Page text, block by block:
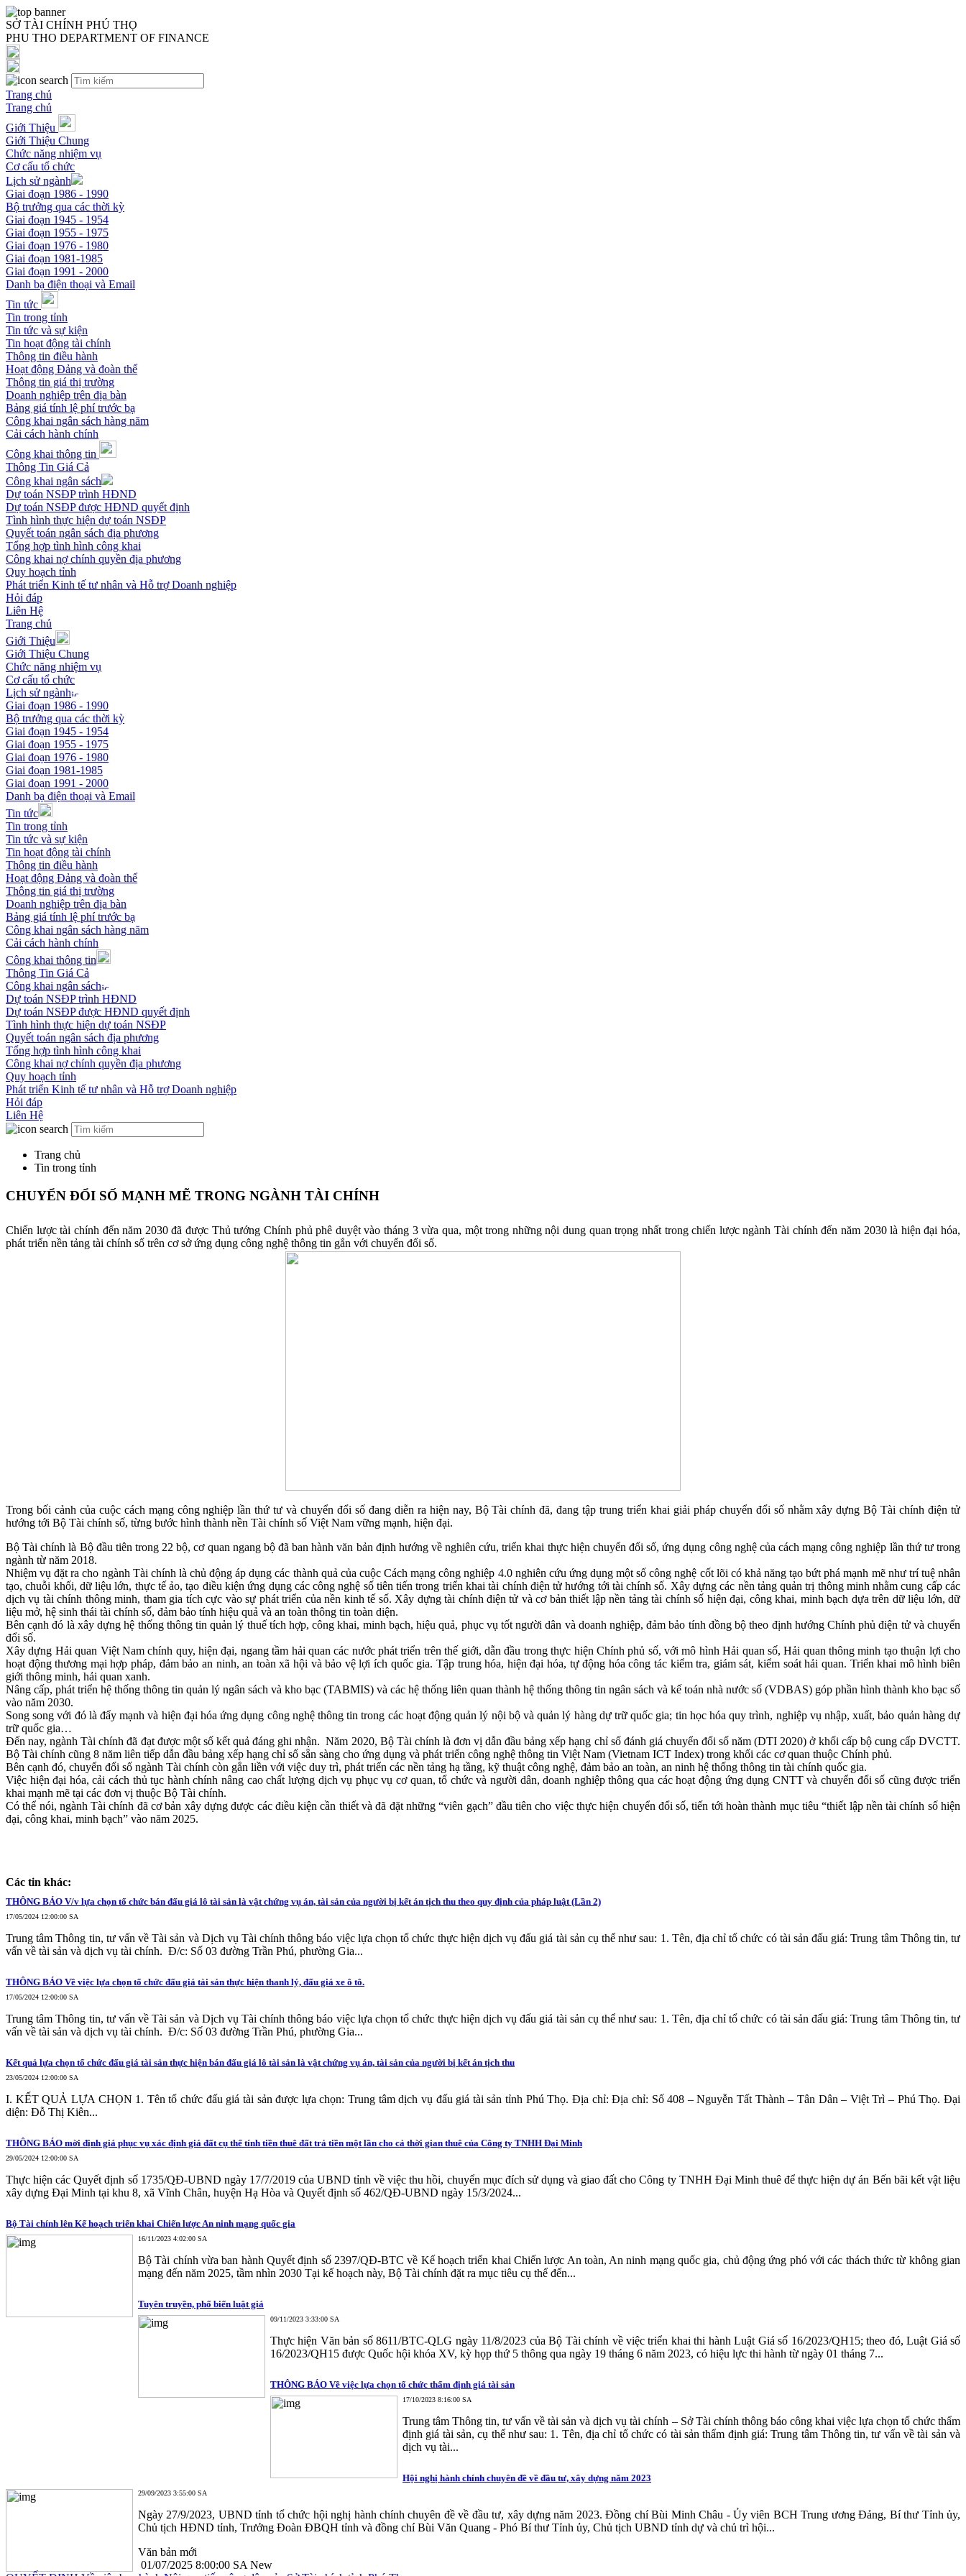
SỞ TÀI CHÍNH PHÚ THỌ
PHU THO DEPARTMENT OF FINANCE
Trang chủ
Trang chủ
Giới Thiệu
Giới Thiệu Chung
Chức năng nhiệm vụ
Cơ cấu tổ chức
Lịch sử ngành
Giai đoạn 1986 - 1990
Bộ trưởng qua các thời kỳ
Giai đoạn 1945 - 1954
Giai đoạn 1955 - 1975
Giai đoạn 1976 - 1980
Giai đoạn 1981-1985
Giai đoạn 1991 - 2000
Danh bạ điện thoại và Email
Tin tức
Tin trong tỉnh
Tin tức và sự kiện
Tin hoạt động tài chính
Thông tin điều hành
Hoạt động Đảng và đoàn thể
Thông tin giá thị trường
Doanh nghiệp trên địa bàn
Bảng giá tính lệ phí trước bạ
Công khai ngân sách hàng năm
Cải cách hành chính
Công khai thông tin
Thông Tin Giá Cả
Công khai ngân sách
Dự toán NSĐP trình HĐND
Dự toán NSĐP được HĐND quyết định
Tình hình thực hiện dự toán NSĐP
Quyết toán ngân sách địa phương
Tổng hợp tình hình công khai
Công khai nợ chính quyền địa phương
Quy hoạch tỉnh
Phát triển Kinh tế tư nhân và Hỗ trợ Doanh nghiệp
Hỏi đáp
Liên Hệ
Trang chủ
Giới Thiệu
Giới Thiệu Chung
Chức năng nhiệm vụ
Cơ cấu tổ chức
Lịch sử ngành
Giai đoạn 1986 - 1990
Bộ trưởng qua các thời kỳ
Giai đoạn 1945 - 1954
Giai đoạn 1955 - 1975
Giai đoạn 1976 - 1980
Giai đoạn 1981-1985
Giai đoạn 1991 - 2000
Danh bạ điện thoại và Email
Tin tức
Tin trong tỉnh
Tin tức và sự kiện
Tin hoạt động tài chính
Thông tin điều hành
Hoạt động Đảng và đoàn thể
Thông tin giá thị trường
Doanh nghiệp trên địa bàn
Bảng giá tính lệ phí trước bạ
Công khai ngân sách hàng năm
Cải cách hành chính
Công khai thông tin
Thông Tin Giá Cả
Công khai ngân sách
Dự toán NSĐP trình HĐND
Dự toán NSĐP được HĐND quyết định
Tình hình thực hiện dự toán NSĐP
Quyết toán ngân sách địa phương
Tổng hợp tình hình công khai
Công khai nợ chính quyền địa phương
Quy hoạch tỉnh
Phát triển Kinh tế tư nhân và Hỗ trợ Doanh nghiệp
Hỏi đáp
Liên Hệ
Trang chủ
Tin trong tỉnh
CHUYỂN ĐỔI SỐ MẠNH MẼ TRONG NGÀNH TÀI CHÍNH
Chiến lược tài chính đến năm 2030 đã được Thủ tướng Chính phủ phê duyệt vào tháng 3 vừa qua, một trong những nội dung quan trọng nhất trong chiến lược ngành Tài chính đến năm 2030 là hiện đại hóa,
phát triển nền tảng tài chính số trên cơ sở ứng dụng công nghệ thông tin gắn với chuyển đổi số.
Trong bối cảnh của cuộc cách mạng công nghiệp lần thứ tư và chuyển đổi số đang diễn ra hiện nay, Bộ Tài chính đã, đang tập trung triển khai giải pháp chuyển đổi số nhằm xây dựng Bộ Tài chính điện tử
hướng tới Bộ Tài chính số, từng bước hình thành nền Tài chính số Việt Nam vững mạnh, hiện đại.
Bộ Tài chính là Bộ đầu tiên trong 22 bộ, cơ quan ngang bộ đã ban hành văn bản định hướng về nghiên cứu, triển khai thực hiện chuyển đổi số, ứng dụng công nghệ của cách mạng công nghiệp lần thứ tư trong
ngành từ năm 2018.
Nhiệm vụ đặt ra cho ngành Tài chính là chủ động áp dụng các thành quả của cuộc Cách mạng công nghiệp 4.0 nghiên cứu ứng dụng một số công nghệ cốt lõi có khả năng tạo bứt phá mạnh mẽ như trí tuệ nhân
tạo, chuỗi khối, dữ liệu lớn, thực tế ảo, tạo điều kiện ứng dụng các công nghệ số tiên tiến trong triển khai tài chính điện tử hướng tới tài chính số. Xây dựng các nền tảng quản trị thông minh nhằm cung cấp các
dịch vụ tài chính thông minh, tham gia tích cực vào sự phát triển của nền kinh tế số. Xây dựng tài chính điện tử và cơ bản thiết lập nền tảng tài chính số hiện đại, công khai, minh bạch dựa trên dữ liệu lớn, dữ
liệu mở, hệ sinh thái tài chính số, đảm bảo tính hiệu quả và an toàn thông tin toàn diện.
Bên cạnh đó là xây dựng hệ thống thông tin quản lý thuế tích hợp, công khai, minh bạch, hiệu quả, phục vụ tốt người dân và doanh nghiệp, đảm bảo tính đồng bộ theo định hướng Chính phủ điện tử và chuyển
đổi số.
Xây dựng Hải quan Việt Nam chính quy, hiện đại, ngang tầm hải quan các nước phát triển trên thế giới, dẫn đầu trong thực hiện Chính phủ số, với mô hình Hải quan số, Hải quan thông minh tạo thuận lợi cho
hoạt động thương mại hợp pháp, đảm bảo an ninh, an toàn xã hội và bảo vệ lợi ích quốc gia. Tập trung hóa, hiện đại hóa, tự động hóa công tác kiểm tra, giám sát, kiểm soát hải quan. Triển khai mô hình biên
giới thông minh, hải quan xanh.
Nâng cấp, phát triển hệ thống thông tin quản lý ngân sách và kho bạc (TABMIS) và các hệ thống liên quan thành hệ thống thông tin ngân sách và kế toán nhà nước số (VDBAS) góp phần hình thành kho bạc số
vào năm 2030.
Song song với đó là đẩy mạnh và hiện đại hóa ứng dụng công nghệ thông tin trong các hoạt động quản lý nội bộ và quản lý hàng dự trữ quốc gia; tin học hóa quy trình, nghiệp vụ nhập, xuất, bảo quản hàng dự
trữ quốc gia…
Đến nay, ngành Tài chính đã đạt được một số kết quả đáng ghi nhận. Năm 2020, Bộ Tài chính là đơn vị dẫn đầu bảng xếp hạng chỉ số đánh giá chuyển đổi số năm (DTI 2020) ở khối cấp bộ cung cấp DVCTT.
Bộ Tài chính cũng 8 năm liên tiếp dẫn đầu bảng xếp hạng chỉ số sẵn sàng cho ứng dụng và phát triển công nghệ thông tin Việt Nam (Vietnam ICT Index) trong khối các cơ quan thuộc Chính phủ.
Bên cạnh đó, chuyển đổi số ngành Tài chính còn gắn liền với việc duy trì, phát triển các nền tảng hạ tầng, kỹ thuật công nghệ, đảm bảo an toàn, an ninh hệ thống thông tin tài chính quốc gia.
Việc hiện đại hóa, cải cách thủ tục hành chính nâng cao chất lượng dịch vụ phục vụ cơ quan, tổ chức và người dân, doanh nghiệp thông qua các hoạt động ứng dụng CNTT và chuyển đổi số cũng được triển
khai mạnh mẽ tại các đơn vị thuộc Bộ Tài chính.
Có thể nói, ngành Tài chính đã cơ bản xây dựng được các điều kiện cần thiết và đã đặt những “viên gạch” đầu tiên cho việc thực hiện chuyển đổi số, tiến tới hoàn thành mục tiêu “thiết lập nền tài chính số hiện
đại, công khai, minh bạch” vào năm 2025.
Các tin khác:
THÔNG BÁO V/v lựa chọn tổ chức bán đấu giá lô tài sản là vật chứng vụ án, tài sản của người bị kết án tịch thu theo quy định của pháp luật (Lần 2)
17/05/2024 12:00:00 SA
Trung tâm Thông tin, tư vấn về Tài sản và Dịch vụ Tài chính thông báo việc lựa chọn tổ chức thực hiện dịch vụ đấu giá tài sản cụ thể như sau: 1. Tên, địa chỉ tổ chức có tài sản đấu giá: Trung tâm Thông tin, tư
vấn về tài sản và dịch vụ tài chính. Đ/c: Số 03 đường Trần Phú, phường Gia...
THÔNG BÁO Về việc lựa chọn tổ chức đấu giá tài sản thực hiện thanh lý, đấu giá xe ô tô.
17/05/2024 12:00:00 SA
Trung tâm Thông tin, tư vấn về Tài sản và Dịch vụ Tài chính thông báo việc lựa chọn tổ chức thực hiện dịch vụ đấu giá tài sản cụ thể như sau: 1. Tên, địa chỉ tổ chức có tài sản đấu giá: Trung tâm Thông tin, tư
vấn về tài sản và dịch vụ tài chính. Đ/c: Số 03 đường Trần Phú, phường Gia...
Kết quả lựa chọn tổ chức đấu giá tài sản thực hiện bán đấu giá lô tài sản là vật chứng vụ án, tài sản của người bị kết án tịch thu
23/05/2024 12:00:00 SA
I. KẾT QUẢ LỰA CHỌN 1. Tên tổ chức đấu giá tài sản được lựa chọn: Trung tâm dịch vụ đấu giá tài sản tỉnh Phú Thọ. Địa chỉ: Địa chỉ: Số 408 – Nguyễn Tất Thành – Tân Dân – Việt Trì – Phú Thọ. Đại
diện: Đỗ Thị Kiên...
THÔNG BÁO mời định giá phục vụ xác định giá đất cụ thể tính tiền thuê đất trả tiền một lần cho cả thời gian thuê của Công ty TNHH Đại Minh
29/05/2024 12:00:00 SA
Thực hiện các Quyết định số 1735/QĐ-UBND ngày 17/7/2019 của UBND tỉnh về việc thu hồi, chuyển mục đích sử dụng và giao đất cho Công ty TNHH Đại Minh thuê để thực hiện dự án Bến bãi kết vật liệu
xây dựng Đại Minh tại khu 8, xã Vĩnh Chân, huyện Hạ Hòa và Quyết định số 462/QĐ-UBND ngày 15/3/2024...
Bộ Tài chính lên Kế hoạch triển khai Chiến lược An ninh mạng quốc gia
16/11/2023 4:02:00 SA
Bộ Tài chính vừa ban hành Quyết định số 2397/QĐ-BTC về Kế hoạch triển khai Chiến lược An toàn, An ninh mạng quốc gia, chủ động ứng phó với các thách thức từ không gian
mạng đến năm 2025, tầm nhìn 2030 Tại kế hoạch này, Bộ Tài chính đặt ra mục tiêu cụ thể đến...
Tuyên truyền, phố biến luật giá
09/11/2023 3:33:00 SA
Thực hiện Văn bản số 8611/BTC-QLG ngày 11/8/2023 của Bộ Tài chính về việc triển khai thi hành Luật Giá số 16/2023/QH15; theo đó, Luật Giá số
16/2023/QH15 được Quốc hội khóa XV, kỳ họp thứ 5 thông qua ngày 19 tháng 6 năm 2023, có hiệu lực thi hành từ ngày 01 tháng 7...
THÔNG BÁO Về việc lựa chọn tổ chức thẩm định giá tài sản
17/10/2023 8:16:00 SA
Trung tâm Thông tin, tư vấn về tài sản và dịch vụ tài chính – Sở Tài chính thông báo công khai việc lựa chọn tổ chức thẩm
định giá tài sản, cụ thể như sau: 1. Tên, địa chỉ tổ chức có tài sản thẩm định giá: Trung tâm Thông tin, tư vấn về tài sản và
dịch vụ tài...
Hội nghị hành chính chuyên đề về đầu tư, xây dựng năm 2023
29/09/2023 3:55:00 SA
Ngày 27/9/2023, UBND tỉnh tổ chức hội nghị hành chính chuyên đề về đầu tư, xây dựng năm 2023. Đồng chí Bùi Minh Châu - Ủy viên BCH Trung ương Đảng, Bí thư Tỉnh ủy,
Chủ tịch HĐND tỉnh, Trưởng Đoàn ĐBQH tỉnh và đồng chí Bùi Văn Quang - Phó Bí thư Tỉnh ủy, Chủ tịch UBND tỉnh dự và chủ trì hội...
Văn bản mới
01/07/2025 8:00:00 SA New